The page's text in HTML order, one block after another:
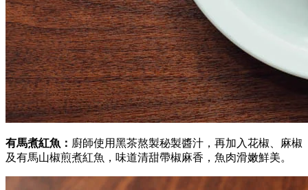
有馬煮紅魚： 廚師使用黑茶熬製秘製醬汁，再加入花椒、麻椒
及有馬山椒煎煮紅魚，味道清甜帶椒麻香， 魚肉滑嫩鮮美。